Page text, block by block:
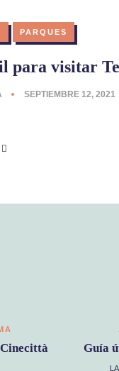
PARQUES
para visitar
SEPTIEMBRE 12, 2021
Guía